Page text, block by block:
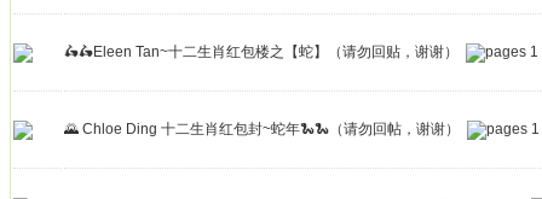
🛵🛵Eleen Tan~十二生肖红包楼之【蛇】（请勿回贴，谢谢） 1
🌄 Chloe Ding 十二生肖红包封~蛇年🐍🐍（请勿回帖，谢谢） 1